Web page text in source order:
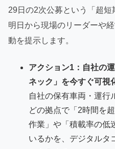
29日の2次公募という「超短
明日から現場のリーダーや
動を提示します。
アクション1：自社の
ネック」を今すぐ可視
自社の保有車両・運行
どの拠点で「2時間を
作業」や「積載率の低
いるかを、デジタルタ